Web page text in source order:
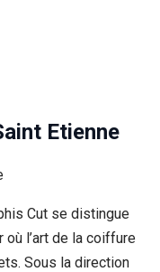
Etienne
Cut se distingue
l’art de la coiffure
Sous la direction